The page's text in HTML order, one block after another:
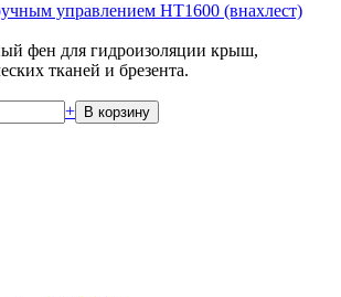
управлением HT1600 (внахлест)
фен для гидроизоляции крыш,
тканей и брезента.
+ В корзину